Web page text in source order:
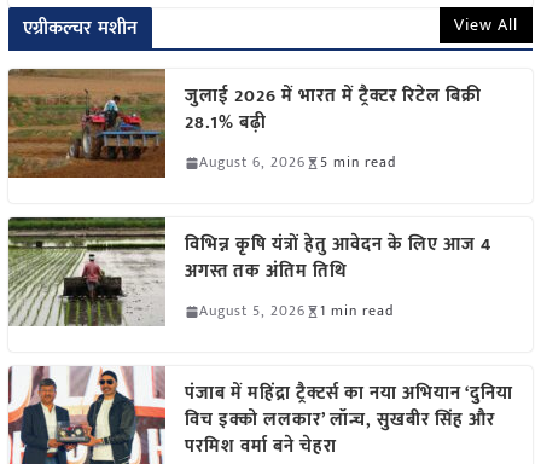
एग्रीकल्चर मशीन View All
जुलाई 2026 में भारत में ट्रैक्टर रिटेल बिक्री
28.1% बढ़ी
August 6, 2026 5 min read
विभिन्न कृषि यंत्रों हेतु आवेदन के लिए आज 4
अगस्त तक अंतिम तिथि
August 5, 2026 1 min read
पंजाब में महिंद्रा ट्रैक्टर्स का नया अभियान ‘दुनिया
विच इक्को ललकार’ लॉन्च, सुखबीर सिंह और
परमिश वर्मा बने चेहरा